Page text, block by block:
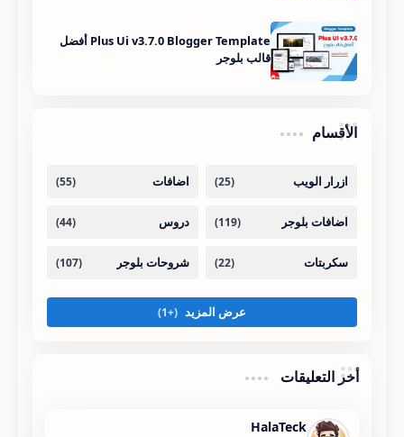
Plus Ui v3.7.0 Blogger Template أفضل
قالب بلوجر
الأقسام
أخر التعليقات
HalaTeck